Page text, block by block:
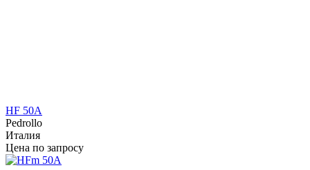
HF 50A
Pedrollo
Италия
Цена по запросу